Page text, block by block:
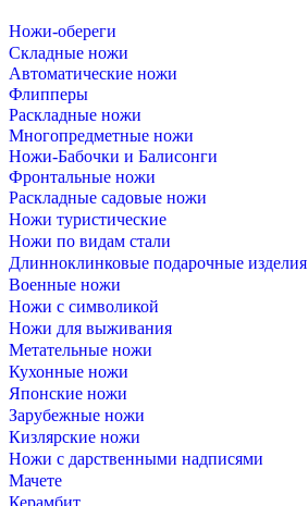
Ножи-обереги
Складные ножи
Автоматические ножи
Флипперы
Раскладные ножи
Многопредметные ножи
Ножи-Бабочки и Балисонги
Фронтальные ножи
Раскладные садовые ножи
Ножи туристические
Ножи по видам стали
Длинноклинковые подарочные изделия
Военные ножи
Ножи с символикой
Ножи для выживания
Метательные ножи
Кухонные ножи
Японские ножи
Зарубежные ножи
Кизлярские ножи
Ножи с дарственными надписями
Мачете
Керамбит